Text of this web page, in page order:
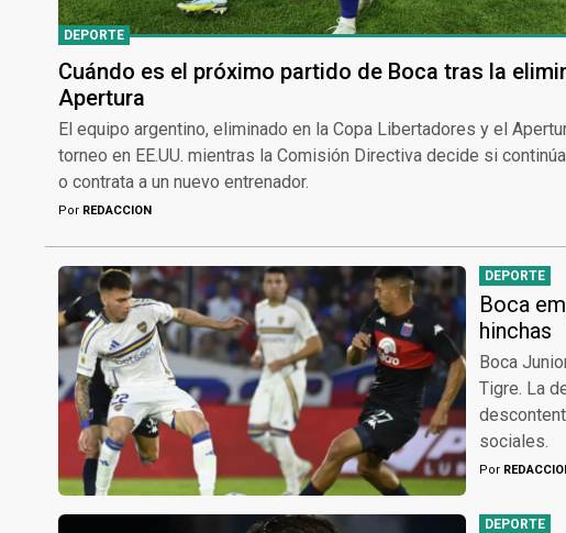
DEPORTE
Cuándo es el próximo partido de Boca tras la
Apertura
El equipo argentino, eliminado en la Copa Libertadores y el
torneo en EE.UU. mientras la Comisión Directiva decide si
o contrata a un nuevo entrenador.
Por REDACCION
DEPORTE
Boca
hinchas
Boca
Tigre. La
sociales.
Por
DEPORTE